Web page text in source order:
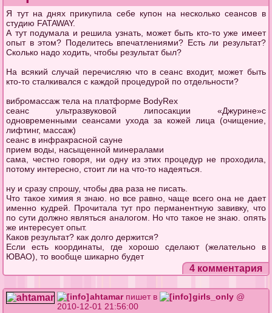
Я тут на днях прикупила себе купон на несколько сеансов в
студию FATAWAY.
А тут подумала и решила узнать, может быть кто-то уже имеет
опыт в этом? Поделитесь впечатлениями? Есть ли результат?
Сколько надо ходить, чтобы результат был?
На всякий случай перечисляю что в сеанс входит, может быть
кто-то сталкивался с каждой процедурой по отдельности?
вибромассаж тела на платформе BodyRex
сеанс ультразвуковой липосакции «Джурине»с
одновременными сеансами ухода за кожей лица (очищение,
лифтинг, массаж)
сеанс в инфракрасной сауне
прием воды, насыщенной минералами
сама, честно говоря, ни одну из этих процедур не проходила,
потому интересно, стоит ли на что-то надеяться.
ну и сразу спрошу, чтобы два раза не писать.
Что такое химия я знаю. но все равно, чаще всего она не дает
именно кудрей. Прочитала тут про перманентную завивку, что
по сути должно являться аналогом. Но что такое не знаю. опять
же интересует опыт.
Каков результат? как долго держится?
Если есть координаты, где хорошо сделают (желательно в
ЮВАО), то вообще шикарно будет
4 комментария
ahtamarпишет в girls_only @
2010-12-01 21:56:00